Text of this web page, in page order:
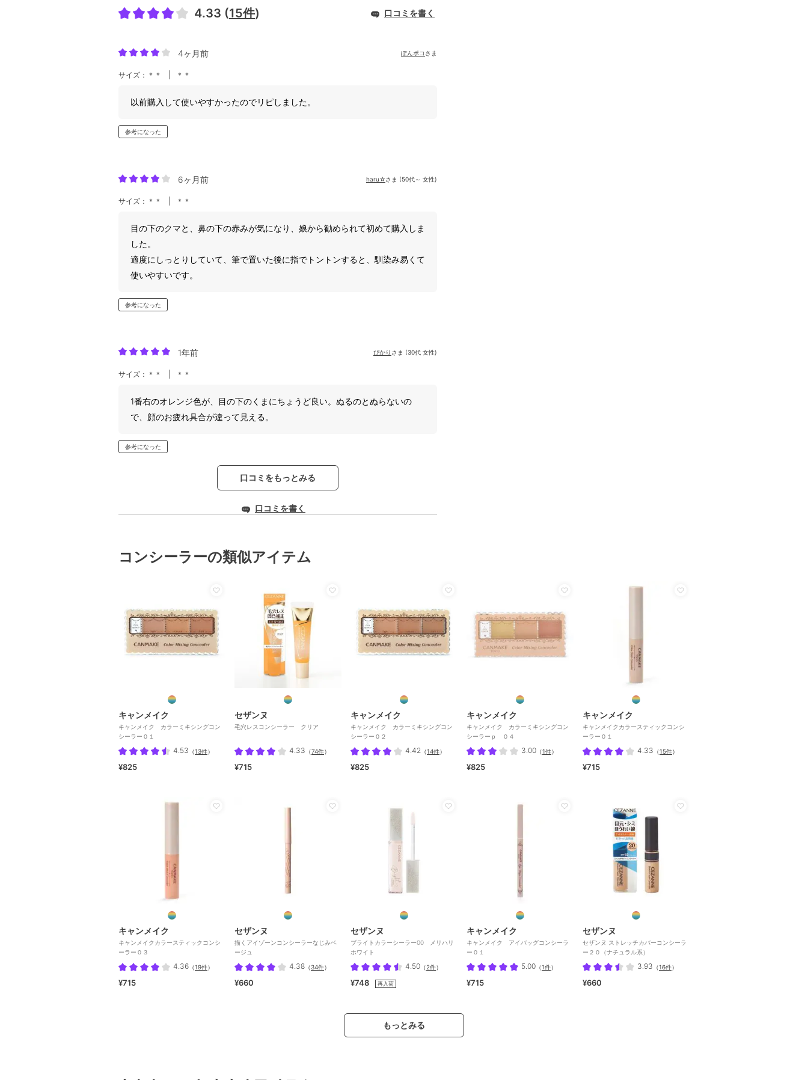
4.33 (15件) 口コミを書く
4ヶ月前 ぽんポコ さま
サイズ：＊＊ ＊＊
以前購入して使いやすかったのでリピしました。
参考になった
6ヶ月前 haru☆さま (50代～ 女性)
サイズ：＊＊ ＊＊
目の下のクマと、鼻の下の赤みが気になり、娘から勧められて初めて購入しま
した。
適度にしっとりしていて、筆で置いた後に指でトントンすると、馴染み易くて
使いやすいです。
参考になった
1年前 ぴかり さま (30代 女性)
サイズ：＊＊ ＊＊
1番右のオレンジ色が、目の下のくまにちょうど良い。ぬるのとぬらないの
で、顔のお疲れ具合が違って見える。
参考になった
口コミをもっとみる
口コミを書く
コンシーラーの類似アイテム
キャンメイク
キャンメイク カラーミキシングコン
シーラー０１
4.53 （13件）
¥825
セザンヌ
毛穴レスコンシーラー クリア
4.33 （74件）
¥715
キャンメイク
キャンメイク カラーミキシングコン
シーラー０２
4.42 （14件）
¥825
キャンメイク
キャンメイク カラーミキシングコン
シーラーｐ ０４
3.00 （1件）
¥825
キャンメイク
キャンメイクカラースティックコンシ
ーラー０１
4.33 （15件）
¥715
キャンメイク
キャンメイクカラースティックコンシ
ーラー０３
4.36 （19件）
¥715
セザンヌ
描くアイゾーンコンシーラーなじみベ
ージュ
4.38 （34件）
¥660
セザンヌ
ブライトカラーシーラー00 メリハリ
ホワイト
4.50 （2件）
¥748 再入荷
キャンメイク
キャンメイク アイバッグコンシーラ
ー０１
5.00 （1件）
¥715
セザンヌ
セザンヌ ストレッチカバーコンシーラ
ー２０（ナチュラル系）
3.93 （16件）
¥660
もっとみる